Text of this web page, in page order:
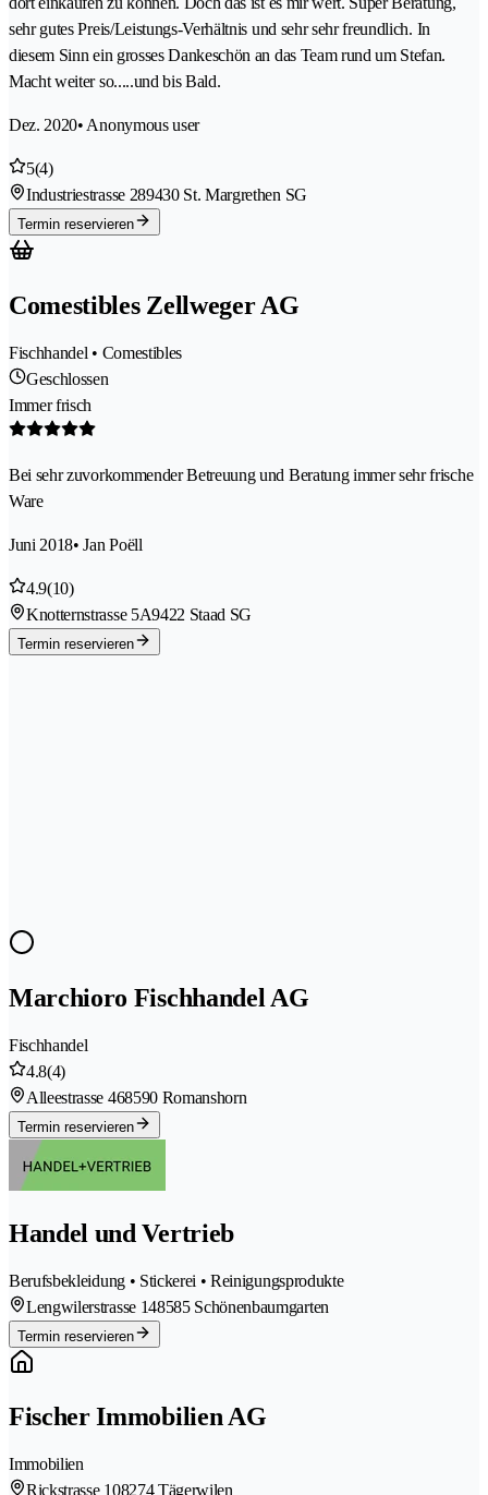
sehr gutes Preis/Leistungs-Verhältnis und sehr sehr freundlich. In
diesem Sinn ein grosses Dankeschön an das Team rund um Stefan.
Macht weiter so.....und bis Bald.
Dez. 2020• Anonymous user
5(4)
Industriestrasse 289430 St. Margrethen SG
Termin reservieren
Comestibles Zellweger AG
Fischhandel • Comestibles
Geschlossen
Immer frisch
Bei sehr zuvorkommender Betreuung und Beratung immer sehr frische
Ware
Juni 2018• Jan Poëll
4.9(10)
Knotternstrasse 5A9422 Staad SG
Termin reservieren
Marchioro Fischhandel AG
Fischhandel
4.8(4)
Alleestrasse 468590 Romanshorn
Termin reservieren
Handel und Vertrieb
Berufsbekleidung • Stickerei • Reinigungsprodukte
Lengwilerstrasse 148585 Schönenbaumgarten
Termin reservieren
Fischer Immobilien AG
Immobilien
Rickstrasse 108274 Tägerwilen